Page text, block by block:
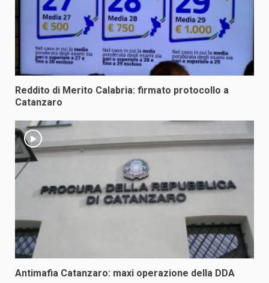
Reddito di Merito Calabria: firmato protocollo a
Catanzaro
Antimafia Catanzaro: maxi operazione della DDA